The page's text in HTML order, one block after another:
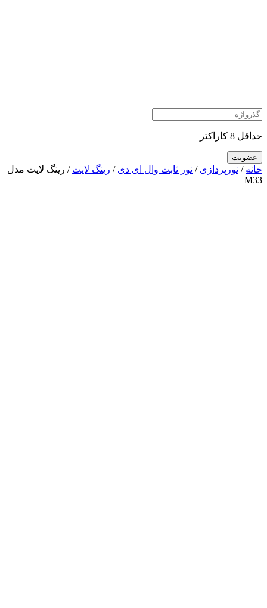
حداقل 8 کاراکتر
خانه / نورپردازی / نور ثابت وال ای دی / رینگ لایت / رینگ لایت مدل
M33